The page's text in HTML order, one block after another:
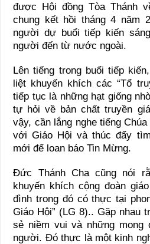
được Hội đồng Tòa Thánh
chung kết hồi tháng 4 năm
người dự buổi tiếp kiến
người đến từ nước ngoài.
Lên tiếng trong buổi tiếp
liệt khuyến khích các “Tổ
tiếp tục là những hạt giống
tự hỏi về bản chất truyền
vậy, cần lắng nghe tiếng
với Giáo Hội và thúc đẩy
mới để loan báo Tin Mừng.
Đức Thánh Cha cũng nói
khuyến khích cộng đoàn
đình trong đó có thực tại
Giáo Hội” (LG 8).. Gặp nhau
sẻ niềm vui và những mong
người. Đó thực là một kinh